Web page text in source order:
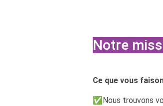
Notre
Ce que vous
✅Nous trouvons